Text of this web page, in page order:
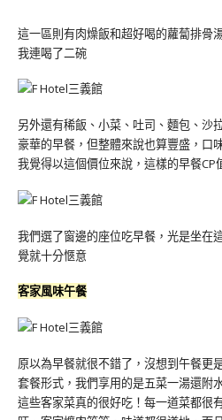
這一區則有肉燥飯和超好喝的蘿蔔排骨
我連喝了二碗
另外還有稀飯、小菜、吐司、麵包、沙
豪華的早餐，但整體來說也算豐盛，口
我覺得以這個價位來說，這樣的早餐CP
我們選了窗邊的座位吃早餐，光是坐在
覺就十分愜意
客家風味午餐
原以為早餐就很不錯了，沒想到午餐更
套餐形式，我們享用的是五菜一湯還附
這些客家菜真的很好吃！每一道菜都很